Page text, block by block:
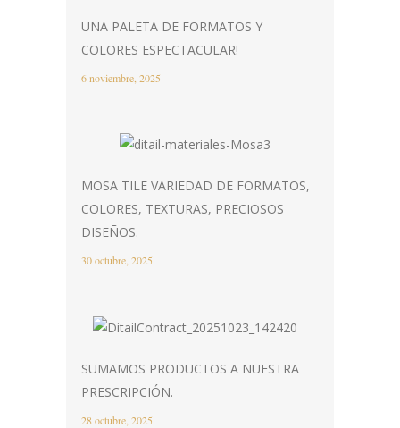
UNA PALETA DE FORMATOS Y
COLORES ESPECTACULAR!
6 noviembre, 2025
MOSA TILE VARIEDAD DE FORMATOS,
COLORES, TEXTURAS, PRECIOSOS
DISEÑOS.
30 octubre, 2025
SUMAMOS PRODUCTOS A NUESTRA
PRESCRIPCIÓN.
28 octubre, 2025